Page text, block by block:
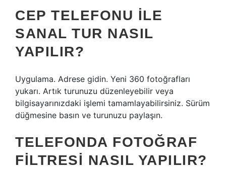
CEP TELEFONU ILE
SANAL TUR NASIL
YAPILIR?
Uygulama. Adrese gidin. Yeni 360 fotoğrafları
yukarı. Artık turunuzu düzenleyebilir veya
bilgisayarınızdaki işlemi tamamlayabilirsiniz. Sürüm
düğmesine basın ve turunuzu paylaşın.
TELEFONDA FOTOĞRAF
FILTRESI NASIL YAPILIR?